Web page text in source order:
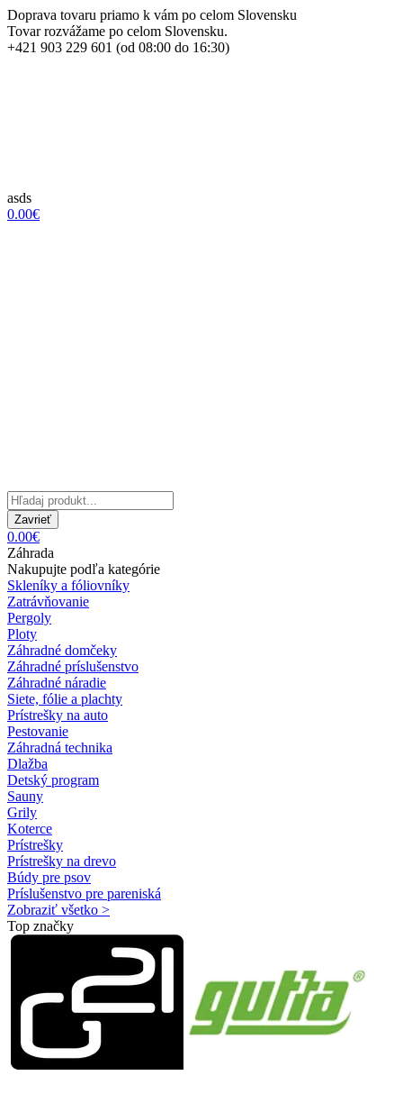
Doprava tovaru priamo k vám po celom Slovensku
Tovar rozvážame po celom Slovensku.
+421 903 229 601 (od 08:00 do 16:30)
asds
0.00€
Zavrieť
0.00€
Záhrada
Nakupujte podľa kategórie
Skleníky a fóliovníky
Zatrávňovanie
Pergoly
Ploty
Záhradné domčeky
Záhradné príslušenstvo
Záhradné náradie
Siete, fólie a plachty
Prístrešky na auto
Pestovanie
Záhradná technika
Dlažba
Detský program
Sauny
Grily
Koterce
Prístrešky
Prístrešky na drevo
Búdy pre psov
Príslušenstvo pre pareniská
Zobraziť všetko >
Top značky